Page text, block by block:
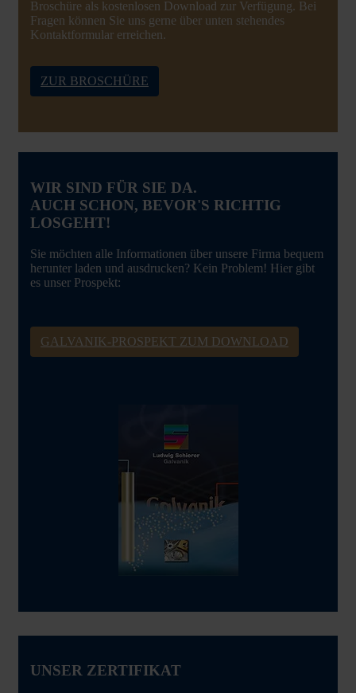
Waende-betoniert-Ludwig-Schierer-32.jpeg
Broschüre als kostenlosen Download zur Verfügung. Bei
Fragen können Sie uns gerne über unten stehendes
Kontaktformular erreichen.
ZUR BROSCHÜRE
WIR SIND FÜR SIE DA.
AUCH SCHON, BEVOR'S RICHTIG
LOSGEHT!
Sie möchten alle Informationen über unsere Firma bequem
herunter laden und ausdrucken? Kein Problem! Hier gibt
es unser Prospekt:
GALVANIK-PROSPEKT ZUM DOWNLOAD
UNSER ZERTIFIKAT